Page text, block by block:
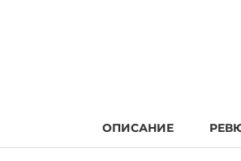
ОПИСАНИЕ